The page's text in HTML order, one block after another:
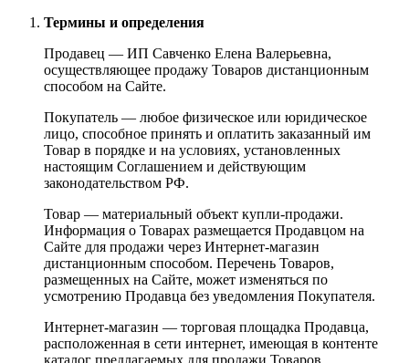
Термины и определения
Продавец — ИП Савченко Елена Валерьевна,
осуществляющее продажу Товаров дистанционным
способом на Сайте.
Покупатель — любое физическое или юридическое
лицо, способное принять и оплатить заказанный им
Товар в порядке и на условиях, установленных
настоящим Соглашением и действующим
законодательством РФ.
Товар — материальный объект купли-продажи.
Информация о Товарах размещается Продавцом на
Сайте для продажи через Интернет-магазин
дистанционным способом. Перечень Товаров,
размещенных на Сайте, может изменяться по
усмотрению Продавца без уведомления Покупателя.
Интернет-магазин — торговая площадка Продавца,
расположенная в сети интернет, имеющая в контенте
каталог предлагаемых для продажи Товаров